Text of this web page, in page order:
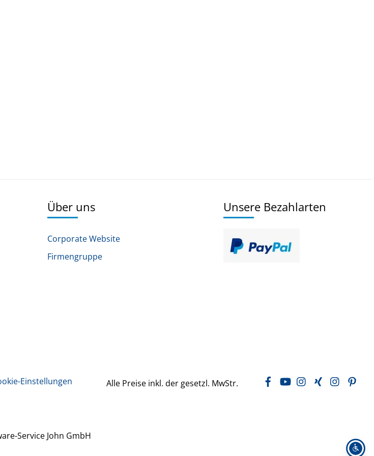
Über uns
Corporate Website
Firmengruppe
Unsere Bezahlarten
Einstellungen Alle Preise inkl. der gesetzl. MwStr. FacebookYouTubeInstagram
Xing LinkedIn
Service John GmbH